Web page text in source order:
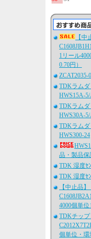
【
1リール
0.70円）
ZCAT2035-
TDKラム
HWS15A-
TDKラム
HWS30A-
TDKラム
HWS300-24
品・製品保
TDK 湿度ｾ
TDK 湿度ｾ
【中止品
4000個単位
TDKチッ
個単位・環